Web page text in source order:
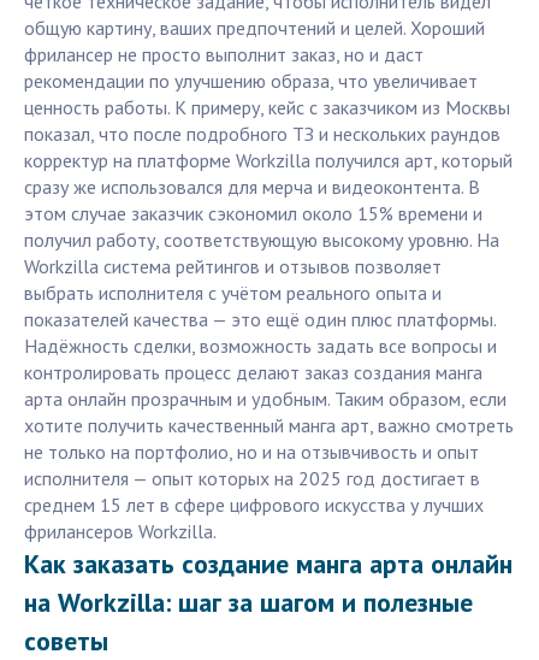
общую картину, ваших предпочтений и целей. Хороший
фрилансер не просто выполнит заказ, но и даст
рекомендации по улучшению образа, что увеличивает
ценность работы. К примеру, кейс с заказчиком из Москвы
показал, что после подробного ТЗ и нескольких раундов
корректур на платформе Workzilla получился арт, который
сразу же использовался для мерча и видеоконтента. В
этом случае заказчик сэкономил около 15% времени и
получил работу, соответствующую высокому уровню. На
Workzilla система рейтингов и отзывов позволяет
выбрать исполнителя с учётом реального опыта и
показателей качества — это ещё один плюс платформы.
Надёжность сделки, возможность задать все вопросы и
контролировать процесс делают заказ создания манга
арта онлайн прозрачным и удобным. Таким образом, если
хотите получить качественный манга арт, важно смотреть
не только на портфолио, но и на отзывчивость и опыт
исполнителя — опыт которых на 2025 год достигает в
среднем 15 лет в сфере цифрового искусства у лучших
фрилансеров Workzilla.
Как заказать создание манга арта онлайн
на Workzilla: шаг за шагом и полезные
советы